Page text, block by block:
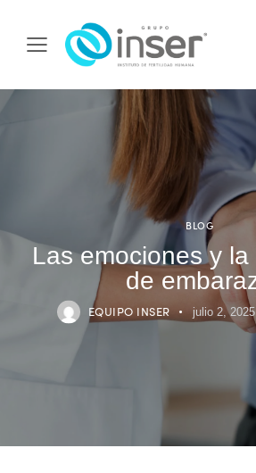
BLOG
Las emociones y
de
EQUIPO INSER julio 2, 2025